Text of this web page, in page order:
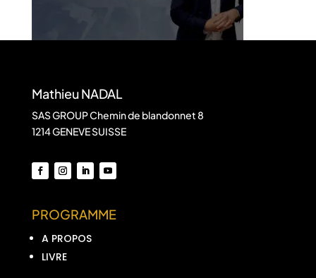
Mathieu NADAL
SAS GROUP Chemin de blandonnet 8
1214 GENEVE SUISSE
PROGRAMME
A PROPOS
LIVRE